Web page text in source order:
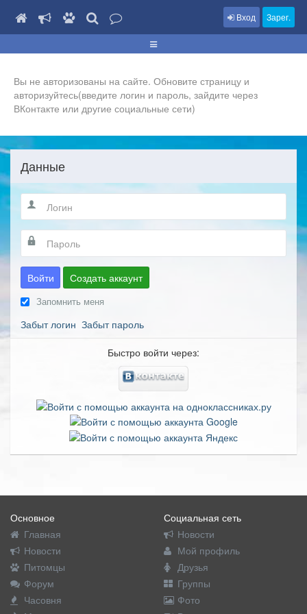
Вход Зарег.
Вы не авторизованы на сайте. Обновите страницу и
авторизуйтесь(введите логин и пароль, зайдите через
ВКонтакте или другие социальные сети)
Данные
Войти Создать аккаунт
Запомнить меня
Забыт логин Забыт пароль
Быстро войти через:
Основное
Главная
Новости
Питомцы
Форум
Часовня
Социальная сеть
Новости
Мой профиль
Друзья
Группы
Фото